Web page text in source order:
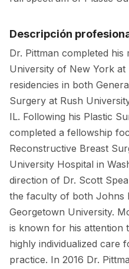
Descripción
Dr. Pittman completed his
University of New York
residencies in both
Surgery at Rush
IL. Following his Plastic
completed a fellowship
Reconstructive Breast
University Hospital in
direction of Dr. Scott
the faculty of both Johns
Georgetown University.
is known for his attention
highly individualized care
practice. In 2016 Dr.